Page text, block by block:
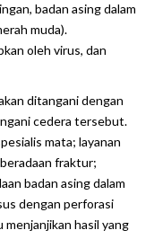
badan asing dalam
muda).
oleh virus, dan
ditangani dengan
cedera tersebut.
mata; layanan
fraktur;
badan asing dalam
dengan perforasi
hasil yang